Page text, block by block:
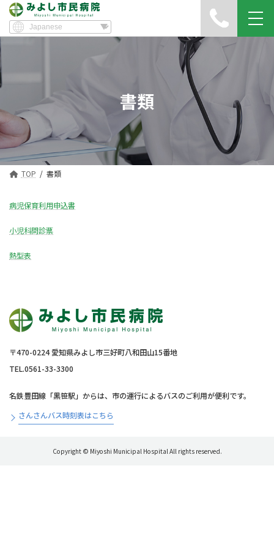
書類
TOP 書類
病児保育利用申込書
小児科問診票
熱型表
〒470-0224 愛知県みよし市三好町八和田山15番地
TEL.0561-33-3300
名鉄豊田線「黒笹駅」からは、市の運行によるバスのご利用が便利です。
さんさんバス時刻表はこちら
Copyright © Miyoshi Municipal Hospital All rights reserved.